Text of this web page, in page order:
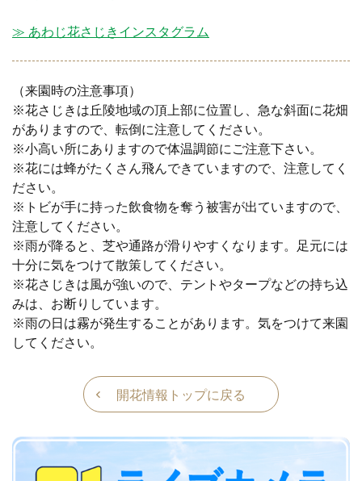
≫ あわじ花さじきインスタグラム
（来園時の注意事項）
※花さじきは丘陵地域の頂上部に位置し、急な斜面に花畑
がありますので、転倒に注意してください。
※小高い所にありますので体温調節にご注意下さい。
※花には蜂がたくさん飛んできていますので、注意してく
ださい。
※トビが手に持った飲食物を奪う被害が出ていますので、
注意してください。
※雨が降ると、芝や通路が滑りやすくなります。足元には
十分に気をつけて散策してください。
※花さじきは風が強いので、テントやタープなどの持ち込
みは、お断りしています。
※雨の日は霧が発生することがあります。気をつけて来園
してください。
開花情報トップに戻る